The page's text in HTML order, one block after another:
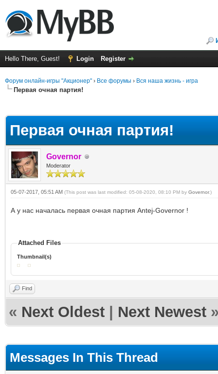
Hello There, Guest! Login Register
Форум онлайн-игры "Акционер" › Все форумы › Вся наша жизнь - игра
Первая очная партия!
Первая очная партия!
Governor
Moderator
05-07-2017, 05:51 AM (This post was last modified: 05-08-2020, 08:10 PM by Governor.)
А у нас началась первая очная партия Antej-Governor !
Attached Files
Thumbnail(s)
Find
« Next Oldest Next Newest
Messages In This Thread